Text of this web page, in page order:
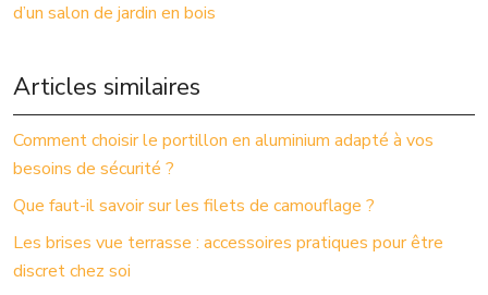
d’un salon de jardin en bois
Articles similaires
Comment choisir le portillon en aluminium adapté à vos
besoins de sécurité ?
Que faut-il savoir sur les filets de camouflage ?
Les brises vue terrasse : accessoires pratiques pour être
discret chez soi